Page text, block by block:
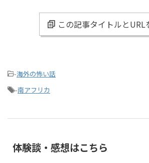
この記事タイトルとURL
-海外の怖い話
-南アフリカ
体験談・感想はこちら